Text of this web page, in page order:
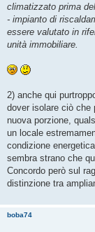
climatizzato prima
- impianto di
essere valutato in
unità immobiliare.
2) anche qui
dover isolare ciò che
nuova porzione,
un locale
condizione
sembra strano che
Concordo però sul
distinzione tra
boba74